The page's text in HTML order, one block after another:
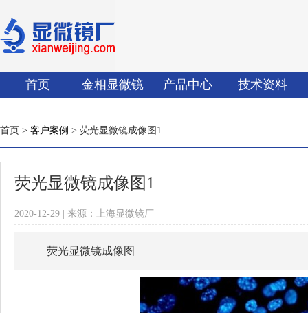
首页 金相显微镜 产品中心 技术资料
首页 > 客户案例 > 荧光显微镜成像图1
荧光显微镜成像图1
2020-12-29 | 来源：上海显微镜厂
荧光显微镜成像图